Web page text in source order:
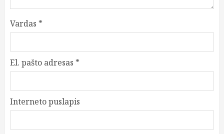
Vardas *
El. pašto adresas *
Interneto puslapis